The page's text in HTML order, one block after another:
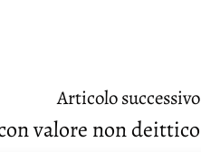
Articolo successivo
valore non deittico